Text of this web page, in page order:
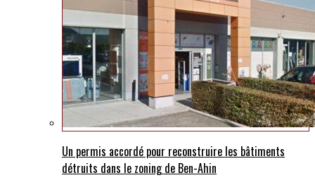
Un permis accordé pour reconstruire les bâtiments
détruits dans le zoning de Ben-Ahin